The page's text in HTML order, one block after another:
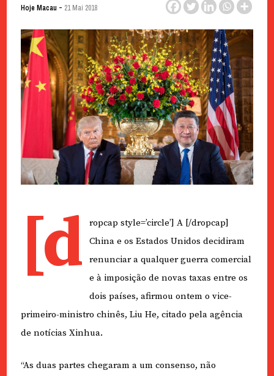
Hoje Macau - 21 Mai 2018
[d
ropcap style=’circle’] A [/dropcap]
China e os Estados Unidos decidiram
renunciar a qualquer guerra comercial
e à imposição de novas taxas entre os
dois países, afirmou ontem o vice-
primeiro-ministro chinês, Liu He, citado pela agência
de notícias Xinhua.
“As duas partes chegaram a um consenso, não